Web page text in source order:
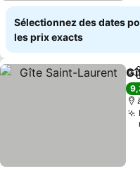
Sélectionnez des dates
les prix exacts